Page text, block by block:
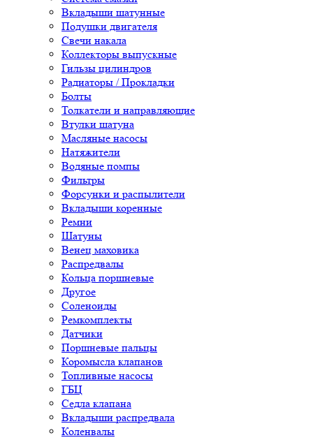
Вкладыши шатунные
Подушки двигателя
Свечи накала
Коллекторы выпускные
Гильзы цилиндров
Радиаторы / Прокладки
Болты
Толкатели и направляющие
Втулки шатуна
Масляные насосы
Натяжители
Водяные помпы
Фильтры
Форсунки и распылители
Вкладыши коренные
Ремни
Шатуны
Венец маховика
Распредвалы
Кольца поршневые
Другое
Соленоиды
Ремкомплекты
Датчики
Поршневые пальцы
Коромысла клапанов
Топливные насосы
ГБЦ
Седла клапана
Вкладыши распредвала
Коленвалы